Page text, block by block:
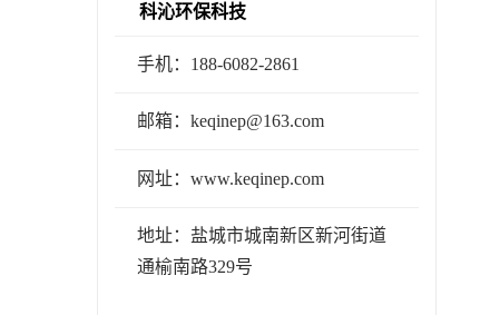
科沁环保科技
手机：188-6082-2861
邮箱：keqinep@163.com
网址：www.keqinep.com
地址：盐城市城南新区新河街道
通榆南路329号